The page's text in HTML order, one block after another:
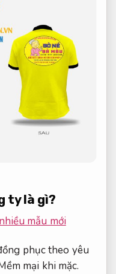
ty là gì?
nhiều mẫu mới
phục theo yêu
mại khi mặc.